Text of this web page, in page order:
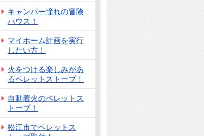
キャンパー憧れの冒険
ハウス！
マイホーム計画を実行
したい方！
火をつける楽しみがあ
るペレットストーブ！
自動着火のペレットス
トーブ！
松江市でペレットス